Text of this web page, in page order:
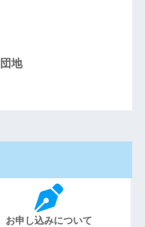
地
お申し込みについて